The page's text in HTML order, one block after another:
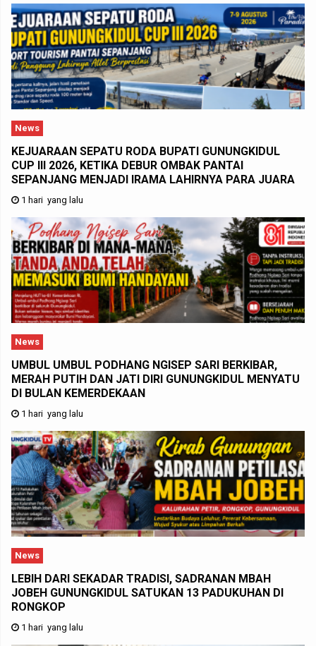
News
KEJUARAAN SEPATU RODA BUPATI GUNUNGKIDUL
CUP III 2026, KETIKA DEBUR OMBAK PANTAI
SEPANJANG MENJADI IRAMA LAHIRNYA PARA JUARA
1 hari yang lalu
News
UMBUL UMBUL PODHANG NGISEP SARI BERKIBAR,
MERAH PUTIH DAN JATI DIRI GUNUNGKIDUL MENYATU
DI BULAN KEMERDEKAAN
1 hari yang lalu
News
LEBIH DARI SEKADAR TRADISI, SADRANAN MBAH
JOBEH GUNUNGKIDUL SATUKAN 13 PADUKUHAN DI
RONGKOP
1 hari yang lalu